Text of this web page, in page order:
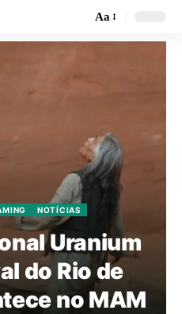
Aa
NOTÍCIAS
Uranium
do Rio de
no MAM